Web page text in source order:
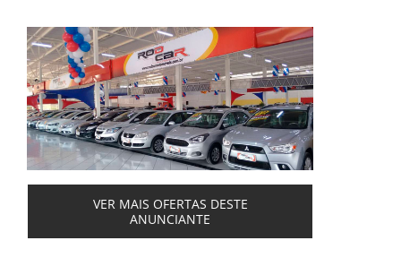
VER MAIS OFERTAS DESTE
ANUNCIANTE